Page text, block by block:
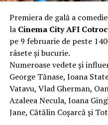
rezistent la
nuanțe
Aluminiul e materialul
când cineva caută un
Densitatea aluminiului e
de circa 7,8 g/cm³ pentru
identic, aluminiul
oțelului. Pentru oricine
demontează frecvent o
Premiera de gală a
la Cinema City AFI
pe 9 februarie de peste
râsete și bucurie.
Numeroase vedete și
George Tănase, Ioana
Vatavu, Vlad Gherman,
Azaleea Necula, Ioana
Jane, Cătălin Coșarcă și